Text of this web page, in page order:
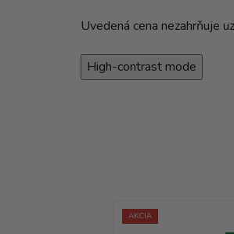
Uvedená cena nezahrňuje
High-contrast mode
AKCIA